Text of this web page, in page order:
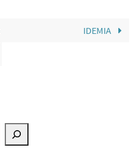
IDEMIA